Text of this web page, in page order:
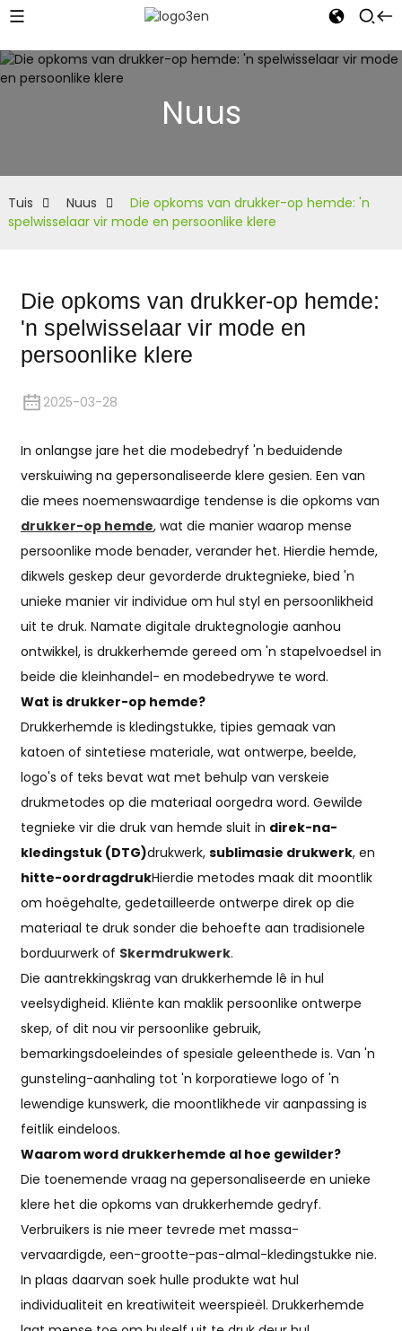
Nuus
Tuis Nuus
Die opkoms van drukker-op hemde: 'n
spelwisselaar vir mode en persoonlike klere
Die opkoms van drukker-op hemde:
'n spelwisselaar vir mode en
persoonlike klere
2025-03-28
In onlangse jare het die modebedryf 'n beduidende
verskuiwing na gepersonaliseerde klere gesien. Een van
die mees noemenswaardige tendense is die opkoms van
drukker-op hemde, wat die manier waarop mense
persoonlike mode benader, verander het. Hierdie hemde,
dikwels geskep deur gevorderde druktegnieke, bied 'n
unieke manier vir individue om hul styl en persoonlikheid
uit te druk. Namate digitale druktegnologie aanhou
ontwikkel, is drukkerhemde gereed om 'n stapelvoedsel in
beide die kleinhandel- en modebedrywe te word.
Wat is drukker-op hemde?
Drukkerhemde is kledingstukke, tipies gemaak van
katoen of sintetiese materiale, wat ontwerpe, beelde,
logo's of teks bevat wat met behulp van verskeie
drukmetodes op die materiaal oorgedra word. Gewilde
tegnieke vir die druk van hemde sluit in direk-na-
kledingstuk (DTG)drukwerk, sublimasie drukwerk, en
hitte-oordragdrukHierdie metodes maak dit moontlik
om hoëgehalte, gedetailleerde ontwerpe direk op die
materiaal te druk sonder die behoefte aan tradisionele
borduurwerk of Skermdrukwerk.
Die aantrekkingskrag van drukkerhemde lê in hul
veelsydigheid. Kliënte kan maklik persoonlike ontwerpe
skep, of dit nou vir persoonlike gebruik,
bemarkingsdoeleindes of spesiale geleenthede is. Van 'n
gunsteling-aanhaling tot 'n korporatiewe logo of 'n
lewendige kunswerk, die moontlikhede vir aanpassing is
feitlik eindeloos.
Waarom word drukkerhemde al hoe gewilder?
Die toenemende vraag na gepersonaliseerde en unieke
klere het die opkoms van drukkerhemde gedryf.
Verbruikers is nie meer tevrede met massa-
vervaardigde, een-grootte-pas-almal-kledingstukke nie.
In plaas daarvan soek hulle produkte wat hul
individualiteit en kreatiwiteit weerspieël. Drukkerhemde